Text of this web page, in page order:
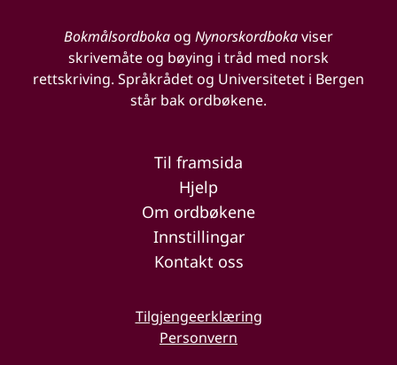
Bokmålsordbokaog Nynorskordbokaviser
skrivemåte og bøying i tråd med norsk
rettskriving. Språkrådet og Universitetet i Bergen
står bak ordbøkene.
Til framsida
Hjelp
Om ordbøkene
Innstillingar
Kontakt oss
Tilgjengeerklæring
Personvern